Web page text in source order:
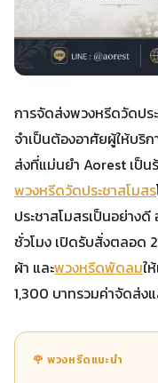
การจัดส่งพวงหรีดวัดปร
จำเป็นต้องอาศัยผู้ให้บริก
ส่งที่แม่นยำ Aorest เป็น
พวงหรีดวัดประชาสโมสร
ประชาสโมสรเป็นอย่าง
ชั่วโมง เปิดรับสั่งตลอด
ผ้า และพวงหรีดพัดลมใ
1,300 บาทรวมค่าจัดส่ง
🌹 พวงหรีดแนะนำ